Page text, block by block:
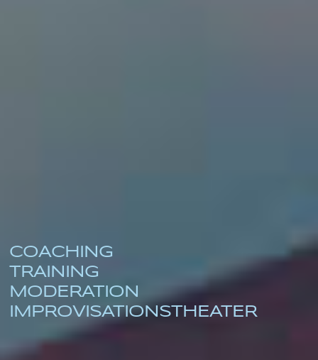
COACHING
TRAINING
MODERATION
IMPROVISATIONS­THEATER